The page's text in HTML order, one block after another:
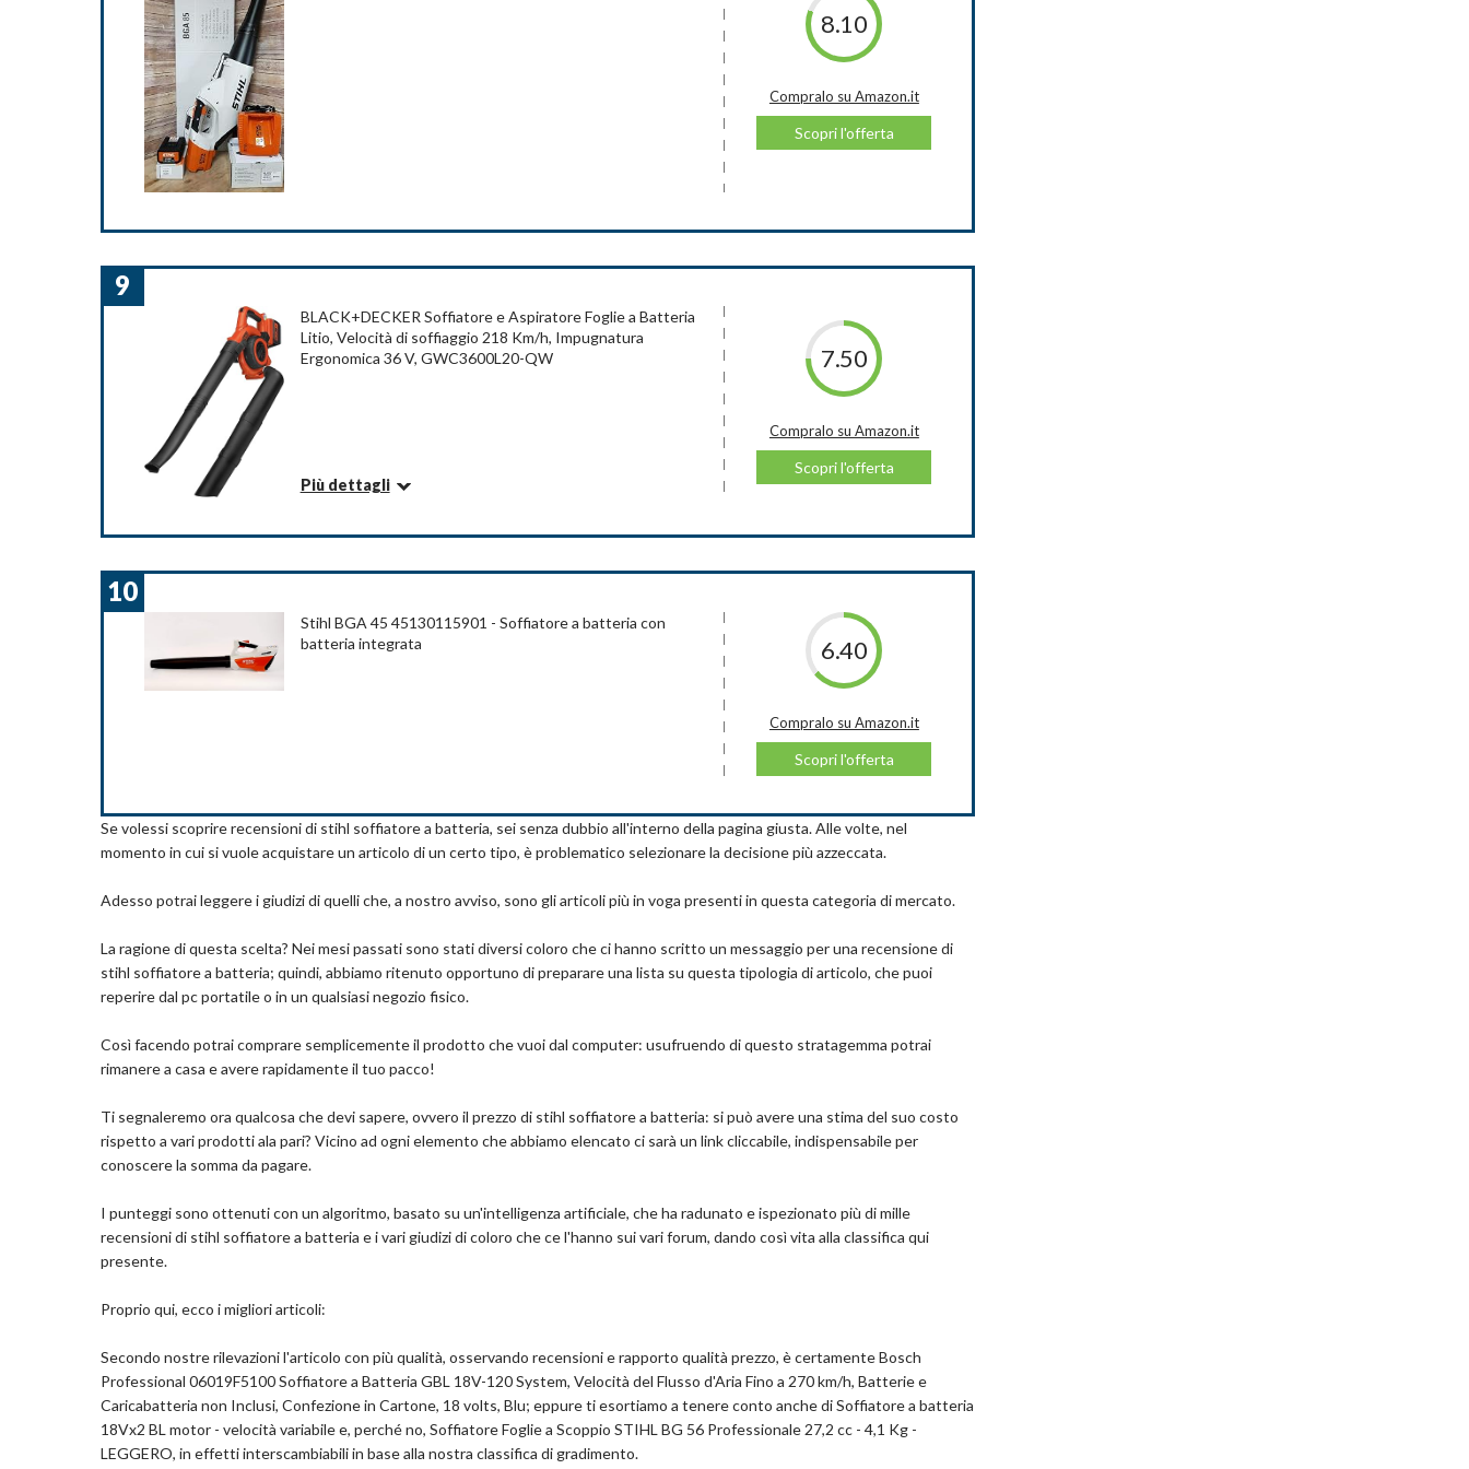
Peso articolo: 4,9 Chilogrammi
Caratteristica speciale: Leggero,Lunga Durata
Componenti inclusi: 1x soffiatore per foglie, 2 batterie da 2Ah, 1x caricatore a doppio slot
Tensione: 48 Volt
Stile: Con Batteria 2x2Ah+caricatore
Leggero, compatto e maneggevole. Grazie alla nuova Tecnologia Power Command è possibile rimuovere senza
fatica anche i residui più pesanti. Praticità e Facilità d'uso. Impugnatura Ergonomica
Con il pulsante Power Boots è possibile attivare all'occorrenza extra velocità, per un soffiaggio più forte. Migliori
performance senza l'ingombro del cavo
Dettagli
Marchio: BLACK+DECKER
Sorgente di alimentazione: A batteria
Peso articolo: 1,6 Chilogrammi
Livello rumore: 89 dB
Componenti inclusi: Soffiatore, batteria, caricabatteria
Tensione: 18 Volt
Stile: Single
8.10
Compralo su Amazon.it
Scopri l'offerta
9
BLACK+DECKER Soffiatore e Aspiratore Foglie a Batteria
Litio, Velocità di soffiaggio 218 Km/h, Impugnatura
Ergonomica 36 V, GWC3600L20-QW
7.50
Compralo su Amazon.it
Scopri l'offerta
Più dettagli
Modalità di lavoro regolabile: Turbo (maggiore potenza), Eco (maggiore autonomia)
Due tubi intercambiabili per passare dalla modalità soffiatore alla modalità aspiratore/trituratore
Potenza acustica: <95 dB(A)
Velocità di soffiaggio 218 km/h, capacità sacco di raccolta 17.5 l
Nome modello: GWC3600L20-QW
Stile: Single
Livello sonoro: 95 dB
Volume aspirazione: 3.1 mc/min. Capacità sacco: 17 lt. Selettore modalità Turbo ed Eco. Impugnatura
Tipo di alimentazione: A batteria
Marchio: BLACK+DECKER
Peso: 2,4 Chilogrammi
Compralo su Amazon.it
10
Stihl BGA 45 45130115901 - Soffiatore a batteria con
batteria integrata
6.40
Compralo su Amazon.it
Scopri l'offerta
Se volessi scoprire recensioni di stihl soffiatore a batteria, sei senza dubbio all'interno della pagina giusta. Alle volte, nel
momento in cui si vuole acquistare un articolo di un certo tipo, è problematico selezionare la decisione più azzeccata.
Adesso potrai leggere i giudizi di quelli che, a nostro avviso, sono gli articoli più in voga presenti in questa categoria di mercato.
La ragione di questa scelta? Nei mesi passati sono stati diversi coloro che ci hanno scritto un messaggio per una recensione di
stihl soffiatore a batteria; quindi, abbiamo ritenuto opportuno di preparare una lista su questa tipologia di articolo, che puoi
reperire dal pc portatile o in un qualsiasi negozio fisico.
Così facendo potrai comprare semplicemente il prodotto che vuoi dal computer: usufruendo di questo stratagemma potrai
rimanere a casa e avere rapidamente il tuo pacco!
Ti segnaleremo ora qualcosa che devi sapere, ovvero il prezzo di stihl soffiatore a batteria: si può avere una stima del suo costo
rispetto a vari prodotti ala pari? Vicino ad ogni elemento che abbiamo elencato ci sarà un link cliccabile, indispensabile per
conoscere la somma da pagare.
I punteggi sono ottenuti con un algoritmo, basato su un'intelligenza artificiale, che ha radunato e ispezionato più di mille
recensioni di stihl soffiatore a batteria e i vari giudizi di coloro che ce l'hanno sui vari forum, dando così vita alla classifica qui
presente.
Proprio qui, ecco i migliori articoli:
Secondo nostre rilevazioni l'articolo con più qualità, osservando recensioni e rapporto qualità prezzo, è certamente Bosch
Professional 06019F5100 Soffiatore a Batteria GBL 18V-120 System, Velocità del Flusso d'Aria Fino a 270 km/h, Batterie e
Caricabatteria non Inclusi, Confezione in Cartone, 18 volts, Blu; eppure ti esortiamo a tenere conto anche di Soffiatore a batteria
18Vx2 BL motor - velocità variabile e, perché no, Soffiatore Foglie a Scoppio STIHL BG 56 Professionale 27,2 cc - 4,1 Kg -
LEGGERO, in effetti interscambiabili in base alla nostra classifica di gradimento.